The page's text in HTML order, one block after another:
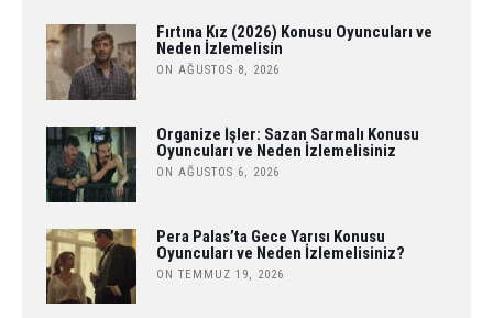
Fırtına Kız (2026) Konusu Oyuncuları ve
Neden İzlemelisin
ON AĞUSTOS 8, 2026
Organize İşler: Sazan Sarmalı Konusu
Oyuncuları ve Neden İzlemelisiniz
ON AĞUSTOS 6, 2026
Pera Palas’ta Gece Yarısı Konusu
Oyuncuları ve Neden İzlemelisiniz?
ON TEMMUZ 19, 2026